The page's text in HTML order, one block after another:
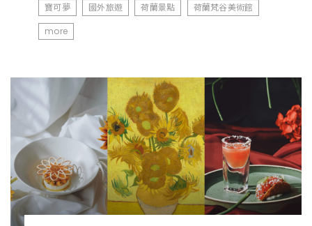
寶可夢 國外旅遊 荷蘭景點
荷蘭梵谷美術館
more